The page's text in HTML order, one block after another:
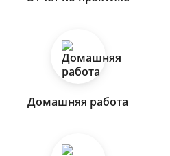
Домашняя работа